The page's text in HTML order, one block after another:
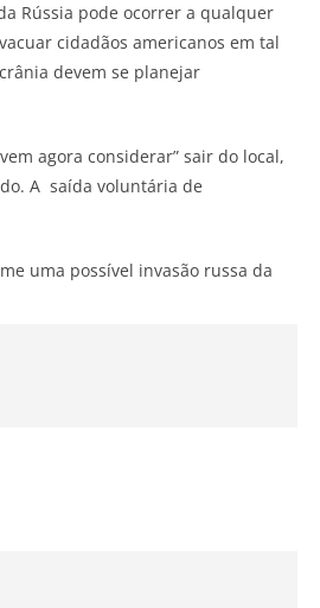
Rússia pode ocorrer a qualquer
cidadãos americanos em tal
devem se planejar
agora considerar” sair do local,
A saída voluntária de
uma possível invasão russa da